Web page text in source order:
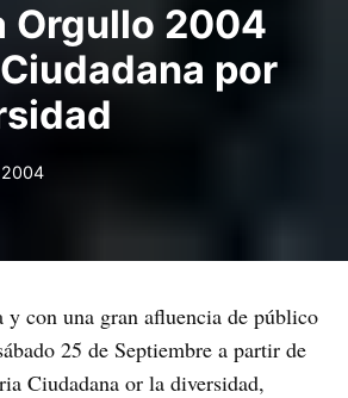
Orgullo 2004
por
y con una gran afluencia de público
25 de Septiembre a partir de
Ciudadana or la diversidad,